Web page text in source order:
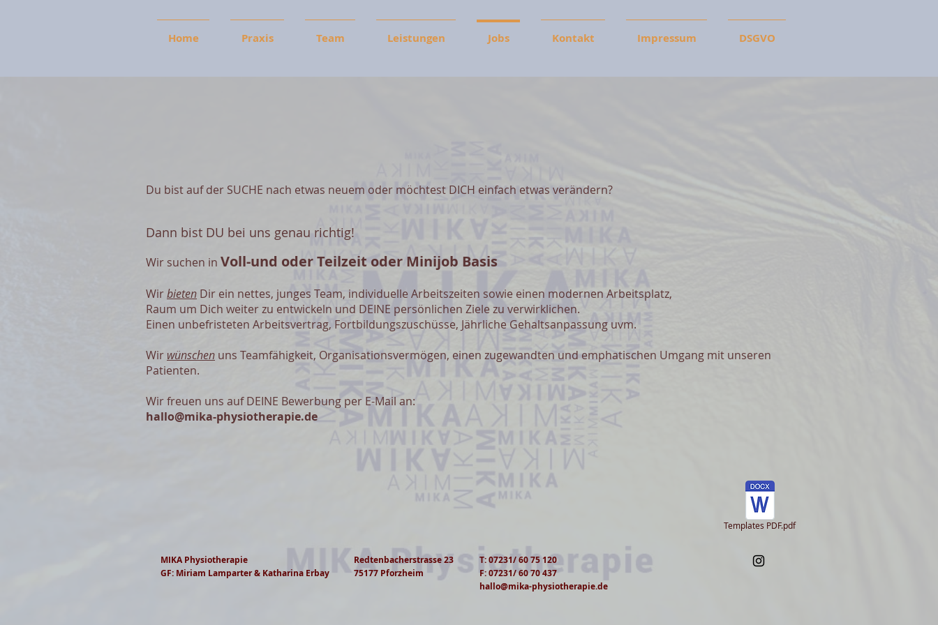
DSGVO
Impressum
Kontakt
Jobs
Leistungen
Team
Praxis
Home
Du bist auf der SUCHE nach etwas neuem oder möchtest DICH einfach etwas verändern?
Dann bist DU bei uns genau richtig!
Wir suchen in Voll-und oder Teilzeit oder Minijob Basis
Wirbieten Dir ein nettes, junges Team, individuelle Arbeitszeiten sowie einen modernen Arbeitsplatz,
Raum um Dich weiter zu entwickeln und DEINE persönlichen Ziele zu verwirklichen.
Einen unbefristeten Arbeitsvertrag, Fortbildungszuschüsse, Jährliche Gehaltsanpassung uvm.
Wir wünschen uns Teamfähigkeit, Organisationsvermögen, einen zugewandten und emphatischen Umgang mit unseren
Patienten.
Wir freuen uns auf DEINE Bewerbung per E-Mail an:
hallo@mika-physiotherapie.de
Templates PDF.pdf
MIKA Physiotherapie
GF: Miriam Lamparter & Katharina Erbay
Redtenbacherstrasse 23
75177 Pforzheim
T: 07231/ 60 75 120​
F: 07231/ 60 70 437
hallo@mika-physiotherapie.de